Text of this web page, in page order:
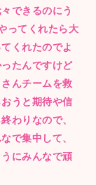
できるのにう
ってくれたら大
くれたのでよ
たんですけど
んチームを救
うと期待や信
わりなので、
で集中して、
にみんなで頑